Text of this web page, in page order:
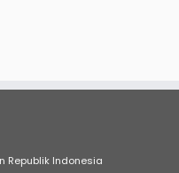
Republik Indonesia